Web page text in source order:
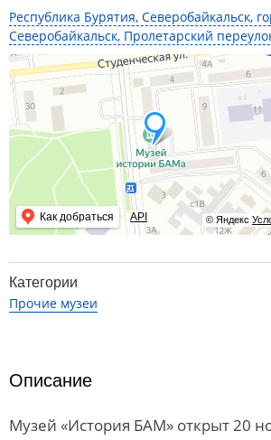
Республика Бурятия, Северобайкальск,
Северобайкальск, Пролетарский
© Яндекс
Как добраться API
Категории
Прочие музеи
Описание
Музей «История БАМ» открыт 20